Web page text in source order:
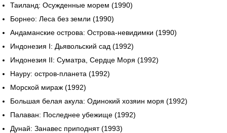
Таиланд: Осужденные морем (1990)
Борнео: Леса без земли (1990)
Андаманские острова: Острова-невидимки (1990)
Индонезия I: Дьявольский сад (1992)
Индонезия II: Суматра, Сердце Моря (1992)
Науру: остров-планета (1992)
Морской мираж (1992)
Большая белая акула: Одинокий хозяин моря (1992)
Палаван: Последнее убежище (1992)
Дунай: Занавес приподнят (1993)